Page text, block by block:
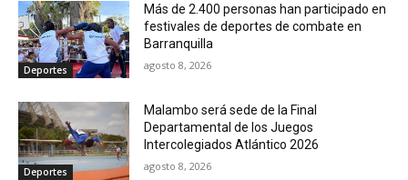
Deportes
Más de 2.400 personas han participado en
festivales de deportes de combate en
Barranquilla
agosto 8, 2026
Deportes
Malambo será sede de la Final
Departamental de los Juegos
Intercolegiados Atlántico 2026
agosto 8, 2026